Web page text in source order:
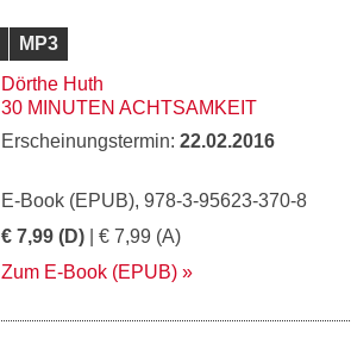
MP3
Dörthe Huth
30 MINUTEN ACHTSAMKEIT
Erscheinungstermin: 22.02.2016
E-Book (EPUB), 978-3-95623-370-8
€ 7,99 (D) | € 7,99 (A)
Zum E-Book (EPUB)